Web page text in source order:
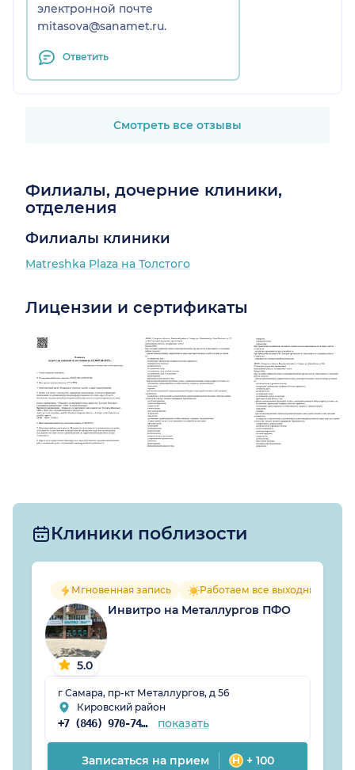
электронной почте
mitasova@sanamet.ru.
Ответить
Смотреть все отзывы
Филиалы, дочерние клиники,
отделения
Филиалы клиники
Matreshka Plaza на Толстого
Лицензии и сертификаты
Клиники поблизости
Мгновенная запись Работаем все выходные
5.0
Инвитро на Металлургов ПФО
г Самара, пр-кт Металлургов, д 56
Кировский район
+7 (846) 970-74-08 показать
Записаться на прием + 100